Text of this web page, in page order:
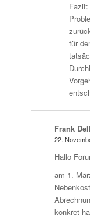
für
Frank Dell
22.
Hallo
am 1.
konkret